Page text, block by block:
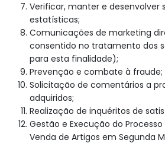
Verificar, manter e desenvolver
estatísticas;
Comunicações de marketing
consentido no tratamento dos
para esta finalidade);
Prevenção e combate à fraude;
Solicitação de comentários a
adquiridos;
Realização de inquéritos de
Gestão e Execução do
Venda de Artigos em Segunda